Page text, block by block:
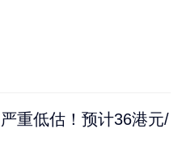
重低估！预计36港元/